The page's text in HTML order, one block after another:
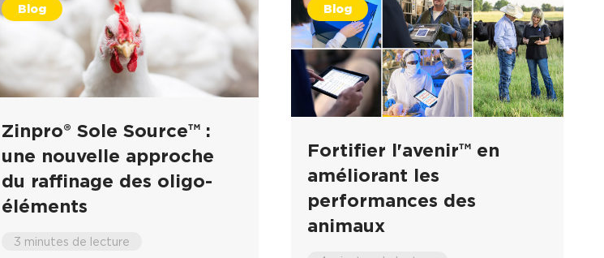
Blog
Zinpro® Sole Source™ :
une nouvelle approche
du raffinage des oligo-
éléments
3 minutes de lecture
Blog
Fortifier l'avenir™ en
améliorant les
performances des
animaux